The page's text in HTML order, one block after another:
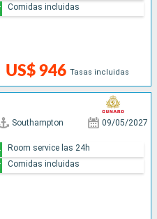
US$ 946 Tasas incluidas
Comidas incluidas
Southampton 09/05/2027
Room service las 24h
Comidas incluidas